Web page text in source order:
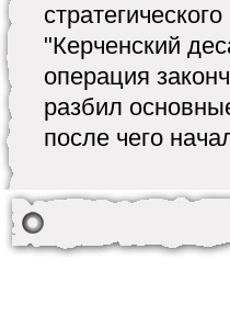
"Керченский
операция
разбил
после чего